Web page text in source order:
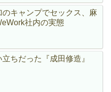
のキャンプでセックス、麻
社内の実態
ちだった『成田修造』